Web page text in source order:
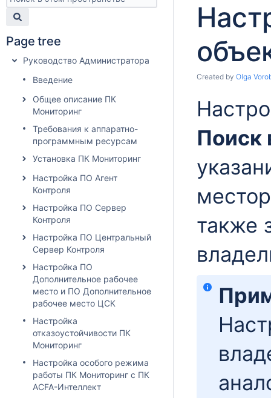
Page tree
Руководство Администратора
Введение
Общее описание ПК
Мониторинг
Требования к аппаратно-
программным ресурсам
Установка ПК Мониторинг
Настройка ПО Агент
Контроля
Настройка ПО Сервер
Контроля
Настройка ПО Центральный
Сервер Контроля
Настройка ПО
Дополнительное рабочее
место и ПО Дополнительное
рабочее место ЦСК
Настройка
отказоустойчивости ПК
Мониторинг
Настройка особого режима
работы ПК Мониторинг с ПК
ACFA-Интеллект
Created by Olga
Поиск
также